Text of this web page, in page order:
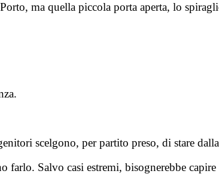
ma quella piccola porta aperta, lo
scelgono, per partito preso, di stare
farlo. Salvo casi estremi, bisognerebbe